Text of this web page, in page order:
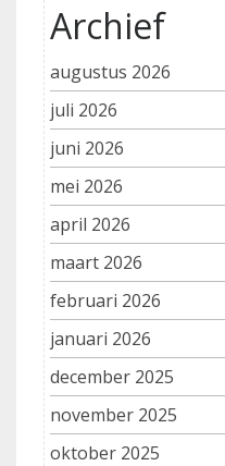
Archief
augustus 2026
juli 2026
juni 2026
mei 2026
april 2026
maart 2026
februari 2026
januari 2026
december 2025
november 2025
oktober 2025